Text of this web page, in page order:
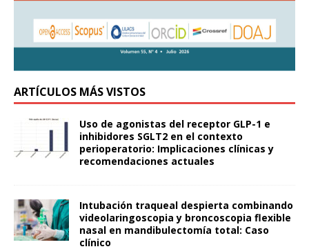
ARTÍCULOS MÁS VISTOS
Uso de agonistas del receptor GLP-1 e
inhibidores SGLT2 en el contexto
perioperatorio: Implicaciones clínicas y
recomendaciones actuales
Intubación traqueal despierta combinando
videolaringoscopia y broncoscopia flexible
nasal en mandibulectomía total: Caso
clínico